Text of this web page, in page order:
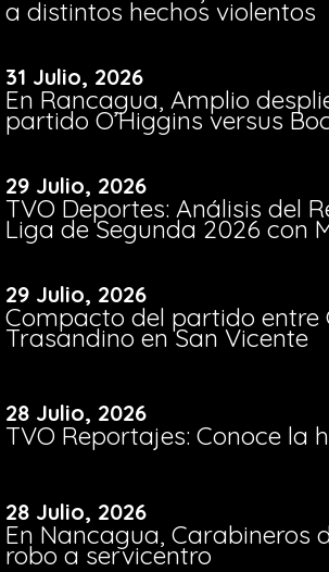
a distintos hechos violentos
31 Julio, 2026
En Rancagua, Amplio
partido O’Higgins versus
29 Julio, 2026
TVO Deportes: Análisis del
Liga de Segunda 2026 con
29 Julio, 2026
Compacto del partido entre
Trasandino en San Vicente
28 Julio, 2026
TVO Reportajes: Conoce la
28 Julio, 2026
En Nancagua, Carabineros
robo a servicentro